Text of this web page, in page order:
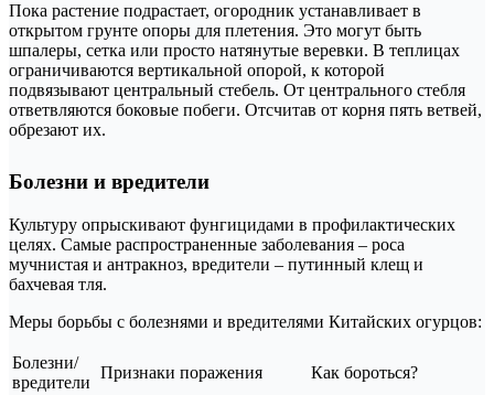
Пока растение подрастает, огородник устанавливает в
открытом грунте опоры для плетения. Это могут быть
шпалеры, сетка или просто натянутые веревки. В теплицах
ограничиваются вертикальной опорой, к которой
подвязывают центральный стебель. От центрального стебля
ответвляются боковые побеги. Отсчитав от корня пять ветвей,
обрезают их.
Болезни и вредители
Культуру опрыскивают фунгицидами в профилактических
целях. Самые распространенные заболевания – роса
мучнистая и антракноз, вредители – путинный клещ и
бахчевая тля.
Меры борьбы с болезнями и вредителями Китайских огурцов:
Болезни/
вредители
Признаки поражения Как бороться?